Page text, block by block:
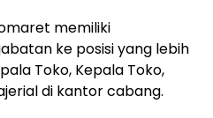
memiliki
ke posisi yang lebih
Toko, Kepala Toko,
di kantor cabang.